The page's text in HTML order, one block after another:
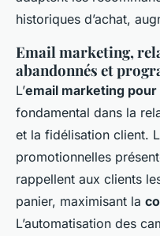
historiques d’achat,
Email marketing,
abandonnés et
L’email marketing
fondamental dans la
et la fidélisation client.
promotionnelles
rappellent aux clients
panier, maximisant la
L’automatisation des